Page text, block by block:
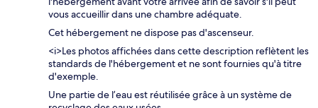
vous accueillir dans une chambre adéquate.
Cet hébergement ne dispose pas d'ascenseur.
<i>Les photos affichées dans cette description reflètent les
standards de l'hébergement et ne sont fournies qu'à titre
d'exemple.
Une partie de l’eau est réutilisée grâce à un système de